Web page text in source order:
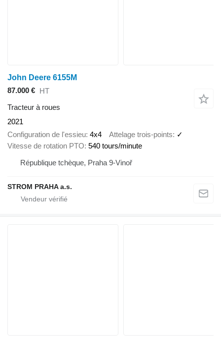
John Deere 6155M
87.000 € HT
Tracteur à roues
2021
Configuration de l'essieu 4x4 Attelage trois-points
✓
Vitesse de rotation PTO 540 tours/minute
République tchèque, Praha 9-Vinoř
STROM PRAHA a.s.